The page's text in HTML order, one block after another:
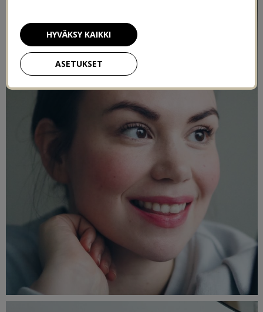
ASETUKSET
HYVÄKSY KAIKKI